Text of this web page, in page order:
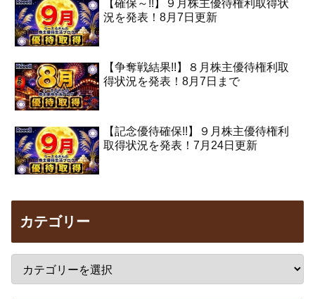
【確保～!!】９月株主優待権利取得状
況を発表！8月7日更新
【争奪戦結果!!】８月株主優待権利取
得状況を発表！8月7日まで
【記念優待確保!!】９月株主優待権利
取得状況を発表！7月24日更新
カテゴリー